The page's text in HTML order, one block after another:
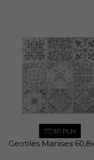
powierzchni:
Zastosowanie:
Grubość płytki: 10,2
Sprzedaż
77,90 PLN
Geotiles Manises